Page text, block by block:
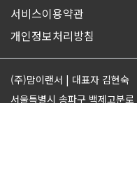
서비스이용약관
개인정보처리방침
(주)맘이랜서 | 대표자 김현숙
서울특별시 송파구 백제고분